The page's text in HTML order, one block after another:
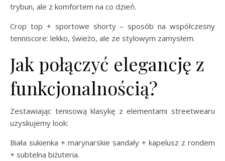
trybun, ale z komfortem na co dzień.
Crop top + sportowe shorty – sposób na współczesny
tenniscore: lekko, świeżo, ale ze stylowym zamysłem.
Jak połączyć elegancję z
funkcjonalnością?
Zestawiając tenisową klasykę z elementami streetwearu
uzyskujemy look:
Biała sukienka + marynarskie sandały + kapelusz z rondem
+ subtelna biżuteria.